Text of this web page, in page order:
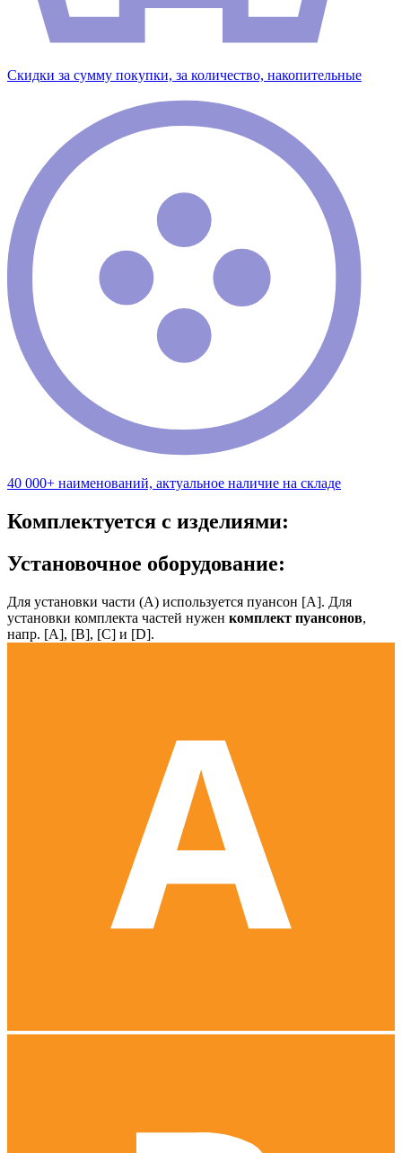
Скидки за сумму покупки, за количество, накопительные
40 000+ наименований, актуальное наличие на складе
Комплектуется с изделиями:
Установочное оборудование:
Для установки части (А) используется пуансон [А]. Для
установки комплекта частей нужен комплект пуансонов,
напр. [А], [B], [С] и [D].